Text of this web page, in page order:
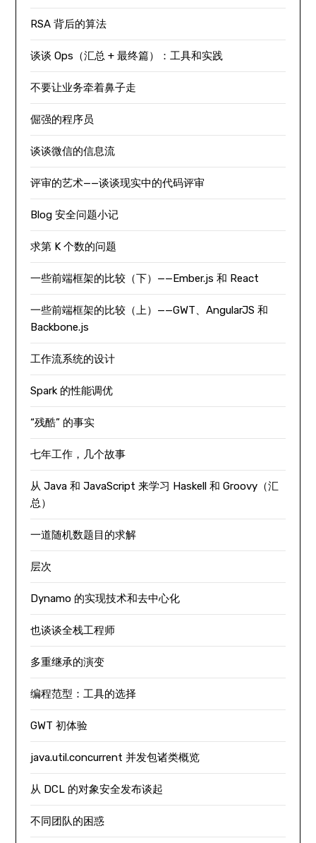
RSA 背后的算法
谈谈 Ops（汇总 + 最终篇）：工具和实践
不要让业务牵着鼻子走
倔强的程序员
谈谈微信的信息流
评审的艺术——谈谈现实中的代码评审
Blog 安全问题小记
求第 K 个数的问题
一些前端框架的比较（下）——Ember.js 和 React
一些前端框架的比较（上）——GWT、AngularJS 和
Backbone.js
工作流系统的设计
Spark 的性能调优
“残酷” 的事实
七年工作，几个故事
从 Java 和 JavaScript 来学习 Haskell 和 Groovy（汇
总）
一道随机数题目的求解
层次
Dynamo 的实现技术和去中心化
也谈谈全栈工程师
多重继承的演变
编程范型：工具的选择
GWT 初体验
java.util.concurrent 并发包诸类概览
从 DCL 的对象安全发布谈起
不同团队的困惑